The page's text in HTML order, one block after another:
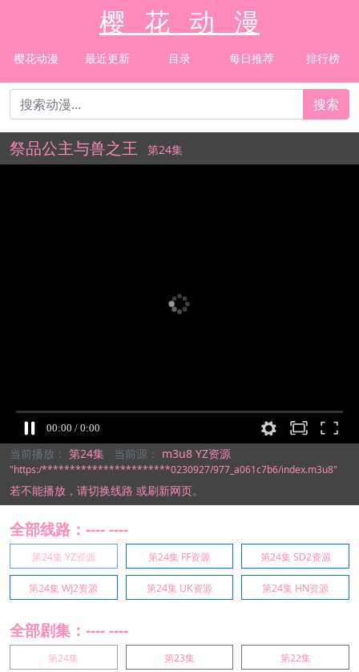
樱 花 动 漫
樱花动漫 最近更新 目录 每日推荐 排行榜
搜索
祭品公主与兽之王 第24集
当前播放： 第24集 当前源： m3u8 YZ资源
"https:/***********************0230927/977_a061c7b6/index.m3u8"
若不能播放， 请切换线路 或刷新网页。
全部线路：---- ----
第24集 YZ资源 第24集 FF资源 第24集 SD2资源
第24集 WJ2资源 第24集 UK资源 第24集 HN资源
全部剧集：---- ----
第24集 第23集 第22集